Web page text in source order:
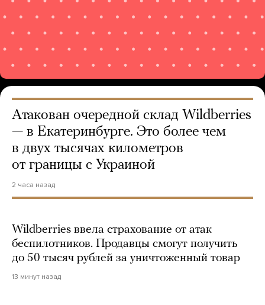
Атакован очередной склад Wildberries
— в Екатеринбурге. Это более чем
в двух тысячах километров
от границы с Украиной
2 часа назад
Wildberries ввела страхование от атак
беспилотников. Продавцы смогут получить
до 50 тысяч рублей за уничтоженный товар
13 минут назад